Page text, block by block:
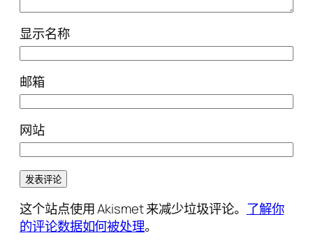
显示名称
邮箱
网站
这个站点使用 Akismet 来减少垃圾评论。 了解你
的评论数据如何被处理。